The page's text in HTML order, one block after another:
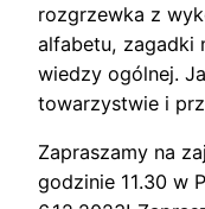
rozgrzewka z
alfabetu, zagadki
wiedzy ogólnej.
towarzystwie i
Zapraszamy na
godzinie 11.30 w